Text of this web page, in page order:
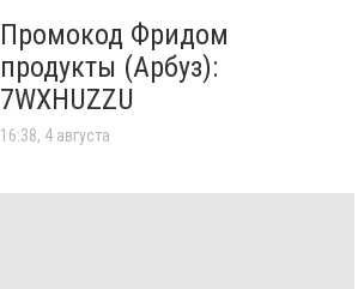
Промокод Фридом
продукты (Арбуз):
7WXHUZZU
16:38, 4 августа